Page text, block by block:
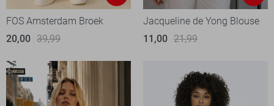
FOS Amsterdam Broek
20,00 39,99
Jacqueline de Yong Blouse
11,00 21,99